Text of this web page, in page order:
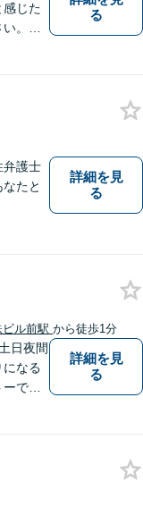
感じた
。離
つ丁
。
る
弁護士
たと
詳細を見
る
ビル前駅 から徒歩1分
日夜間
なる
ーで
ご相
ル受
詳細を見
る